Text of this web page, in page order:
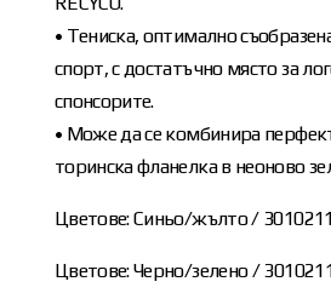
• Тениска, оптимално
спорт, с достатъчно място за
спонсорите.
• Може да се комбинира
торинска фланелка в неоново
Цветове: Синьо/жълто /
Цветове: Черно/зелено /